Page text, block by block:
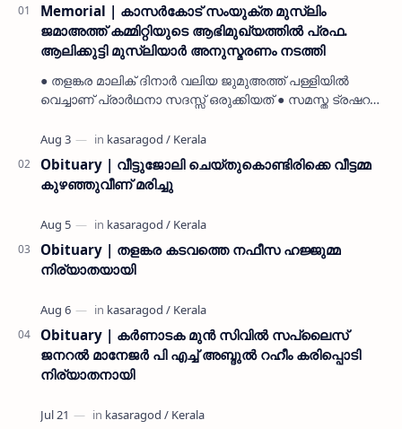
Memorial | കാസർകോട് സംയുക്ത മുസ്ലിം
ജമാഅത്ത് കമ്മിറ്റിയുടെ ആഭിമുഖ്യത്തിൽ പ്രഫ.
ആലിക്കുട്ടി മുസ്ലിയാർ അനുസ്മരണം നടത്തി
● തളങ്കര മാലിക് ദിനാർ വലിയ ജുമുഅത്ത് പള്ളിയിൽ
വെച്ചാണ് പ്രാർഥനാ സദസ്സ് ഒരുക്കിയത് ● സമസ്ത ട്രഷറർ
നൽകി കാസ…
Obituary | വീട്ടുജോലി ചെയ്തുകൊണ്ടിരിക്കെ വീട്ടമ്മ
കുഴഞ്ഞുവീണ് മരിച്ചു
Obituary | തളങ്കര കടവത്തെ നഫീസ ഹജ്ജുമ്മ
നിര്യാതയായി
Obituary | കർണാടക മുൻ സിവില്‍ സപ്ലൈസ്
ജനറൽ മാനേജർ പി എച്ച് അബ്ദുൽ റഹീം കരിപ്പൊടി
നിര്യാതനായി